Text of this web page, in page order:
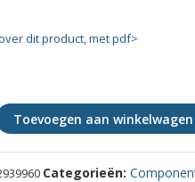
dit product, met pdf>
Toevoegen aan winkelwagen
Categorieën: